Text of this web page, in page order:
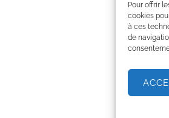
Pour offrir
cookies
à ces
de